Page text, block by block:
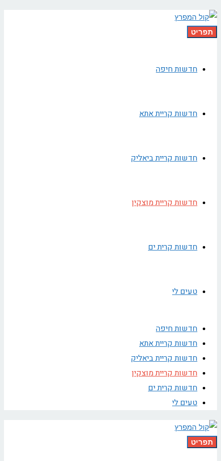
תפריט
חדשות חיפה
חדשות קריית אתא
חדשות קריית ביאליק
חדשות קריית מוצקין
חדשות קרית ים
טעים לי
חדשות חיפה
חדשות קריית אתא
חדשות קריית ביאליק
חדשות קריית מוצקין
חדשות קרית ים
טעים לי
תפריט